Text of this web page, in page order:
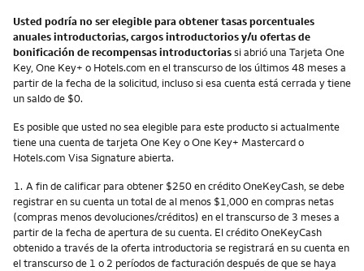
Usted podría no ser elegible para obtener tasas porcentuales
anuales introductorias, cargos introductorios y/u ofertas de
bonificación de recompensas introductoriassi abrió una Tarjeta One
Key, One Key+ o Hotels.com en el transcurso de los últimos 48 meses a
partir de la fecha de la solicitud, incluso si esa cuenta está cerrada y tiene
un saldo de $0.
Es posible que usted no sea elegible para este producto si actualmente
tiene una cuenta de tarjeta One Key o One Key+ Mastercard o
Hotels.com Visa Signature abierta.
Nota
1. A fin de calificar para obtener $250 en crédito OneKeyCash, se debe
registrar en su cuenta un total de al menos $1,000 en compras netas
(compras menos devoluciones/créditos) en el transcurso de 3 meses a
partir de la fecha de apertura de su cuenta. El crédito OneKeyCash
obtenido a través de la oferta introductoria se registrará en su cuenta en
el transcurso de 1 o 2 períodos de facturación después de que se haya